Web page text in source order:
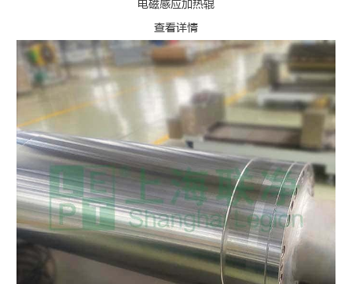
电磁感应加热辊
查看详情